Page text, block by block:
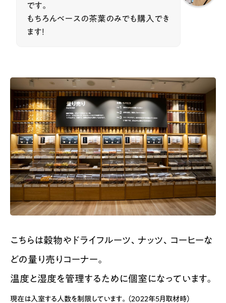
です。
もちろんベースの茶葉のみでも購入でき
ます！
こちらは穀物やドライフルーツ、ナッツ、コーヒーな
どの量り売りコーナー。
温度と湿度を管理するために個室になっています。
現在は入室する人数を制限しています。（2022年5月取材時）